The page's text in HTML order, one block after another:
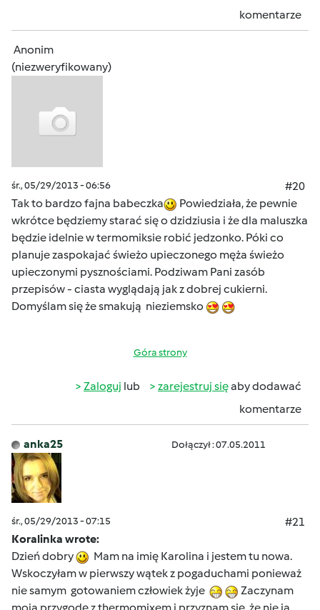
komentarze
Anonim
(niezweryfikowany)
śr., 05/29/2013 - 06:56
#20
Tak to bardzo fajna babeczka
Powiedziała, że pewnie
wkrótce będziemy starać się o dzidziusia i że dla maluszka
będzie idelnie w termomiksie robić jedzonko. Póki co
planuje zaspokajać świeżo upieczonego męża świeżo
upieczonymi pysznościami. Podziwam Pani zasób
przepisów - ciasta wyglądają jak z dobrej cukierni.
Domyślam się że smakują nieziemsko
Góra strony
Zaloguj lub zarejestruj sięaby dodawać
komentarze
anka25 Dołączył : 07.05.2011
śr., 05/29/2013 - 07:15
#21
Koralinka wrote:
Dzień dobry
Mam na imię Karolina i jestem tu nowa.
Wskoczyłam w pierwszy wątek z pogaduchami ponieważ
nie samym gotowaniem człowiek żyje
Zaczynam